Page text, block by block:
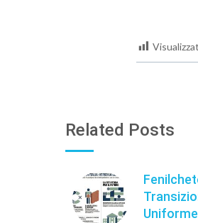
Related Posts